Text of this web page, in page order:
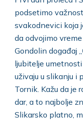
podsetimo
svakodnevici koja
da odvojimo
Gondolin događaj
ljubitelje
uživaju u slikanju i
Tornik. Kažu da je
dar, a to najbolje
Slikarsko platno,